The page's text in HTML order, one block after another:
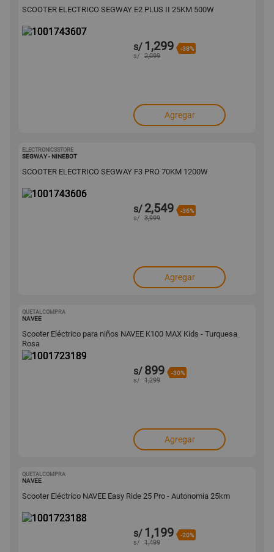
SCOOTER ELECTRICO SEGWAY E2 PLUS II 25KM 500W
s/ 1,299 -38%
s/ 2,099
Agregar
ELECTRONICSSTORE
SEGWAY - NINEBOT
SCOOTER ELECTRICO SEGWAY F3 PRO 70KM 1200W
s/ 2,549 -36%
s/ 3,999
Agregar
QUETALCOMPRA
NAVEE
Scooter Eléctrico para niños NAVEE K100 MAX Kids - Turquesa
Rosa
s/ 899 -30%
s/ 1,299
Agregar
QUETALCOMPRA
NAVEE
Scooter Eléctrico NAVEE Easy Ride 25 Pro - Autonomía 25km
s/ 1,199 -20%
s/ 1,499